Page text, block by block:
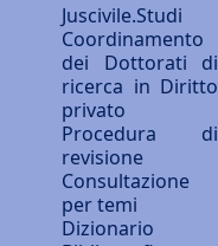
Juscivile.Studi
Coordinamento
dei Dottorati di
ricerca in Diritto
privato
Procedura di
revisione
Consultazione
per temi
Dizionario